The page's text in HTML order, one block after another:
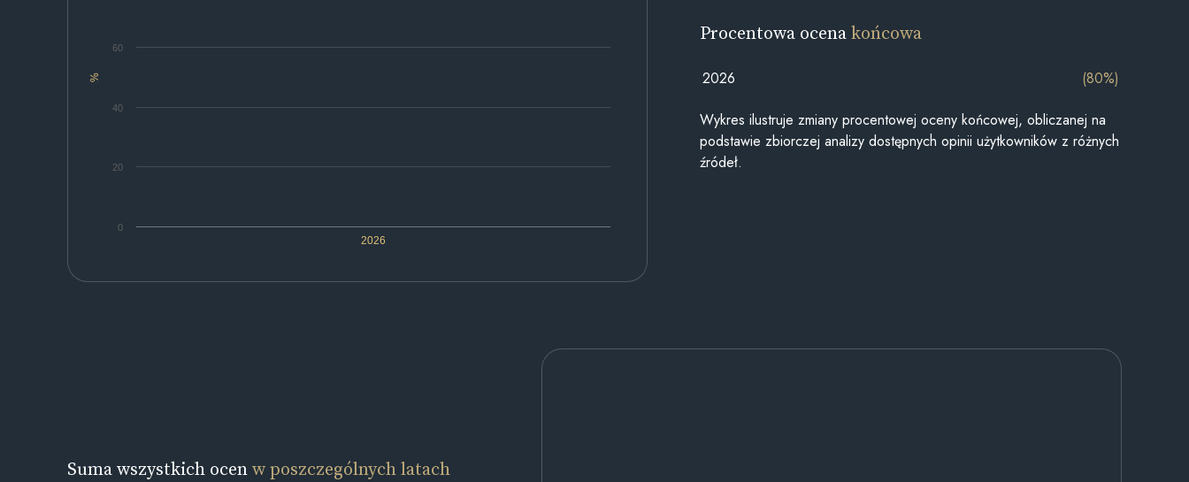
%
2026
0
20
40
60
Procentowa ocenakońcowa
2026 (80%)
Wykres ilustruje zmiany procentowej oceny końcowej, obliczanej na
podstawie zbiorczej analizy dostępnych opinii użytkowników z różnych
źródeł.
Suma wszystkich ocenw poszczególnych latach